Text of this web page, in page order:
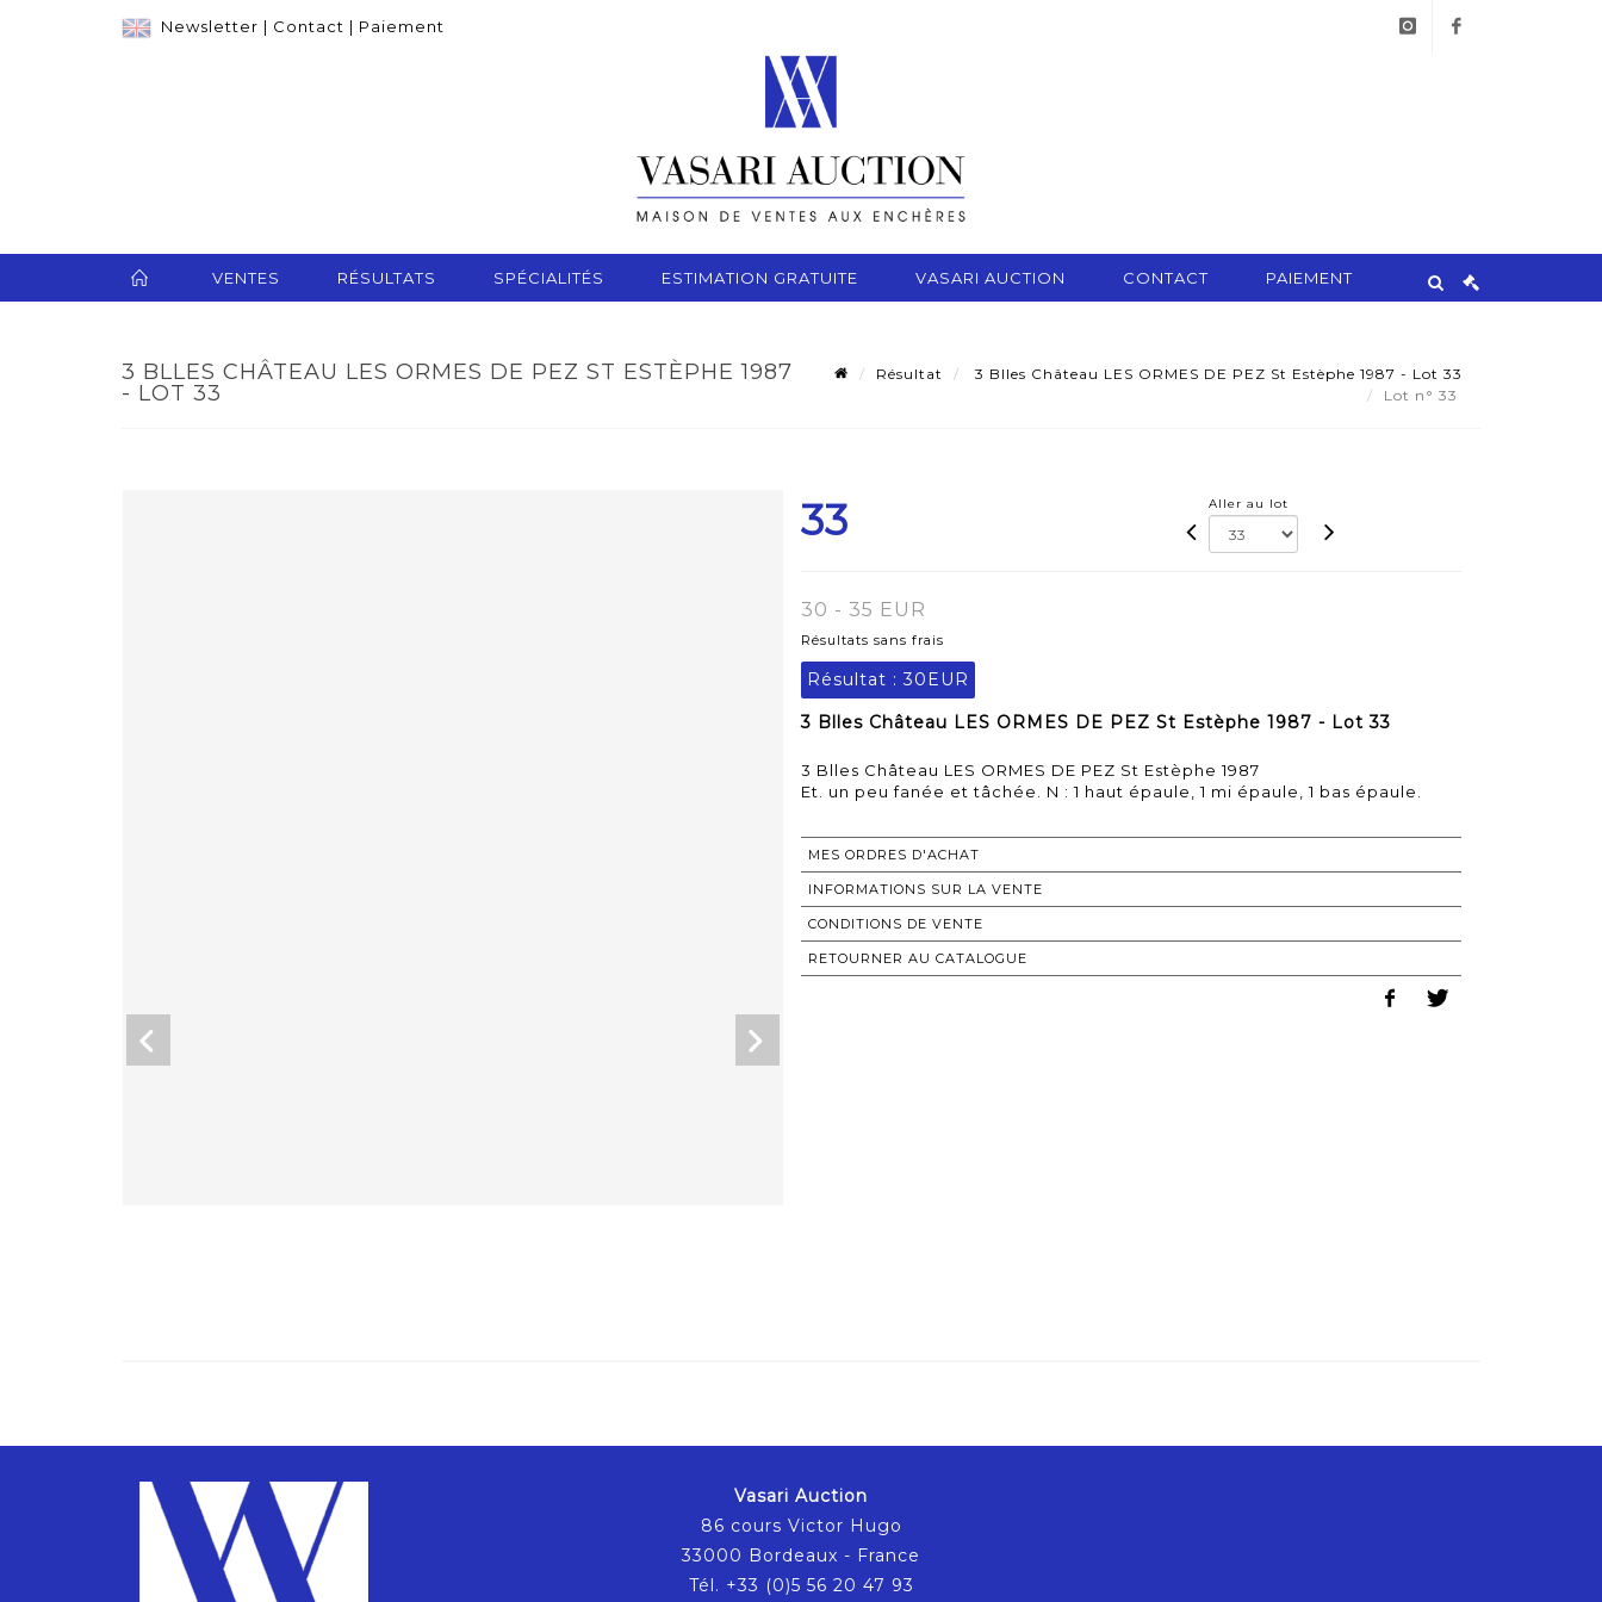
Newsletter | Contact | Paiement
VENTES RÉSULTATS SPÉCIALITÉS ESTIMATION GRATUITE VASARI AUCTION CONTACT PAIEMENT
3 BLLES CHÂTEAU LES ORMES DE PEZ ST ESTÈPHE 1987
- LOT 33
Résultat
3 Blles Château LES ORMES DE PEZ St Estèphe 1987 - Lot 33
Lot n° 33
33 Aller au lot
30 - 35 EUR
Résultats sans frais
Résultat : 30EUR
3 Blles Château LES ORMES DE PEZ St Estèphe 1987 - Lot 33
3 Blles Château LES ORMES DE PEZ St Estèphe 1987
Et. un peu fanée et tâchée. N : 1 haut épaule, 1 mi épaule, 1 bas épaule.
MES ORDRES D'ACHAT
INFORMATIONS SUR LA VENTE
CONDITIONS DE VENTE
RETOURNER AU CATALOGUE
Vasari Auction
86 cours Victor Hugo
33000 Bordeaux - France
Tél. +33 (0)5 56 20 47 93